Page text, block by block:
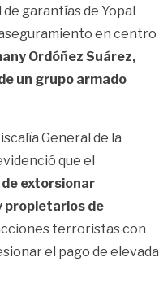
garantías de Yopal
en centro
Ordóñez Suárez,
un grupo armado
General de la
que el
extorsionar
propietarios de
terroristas con
el pago de